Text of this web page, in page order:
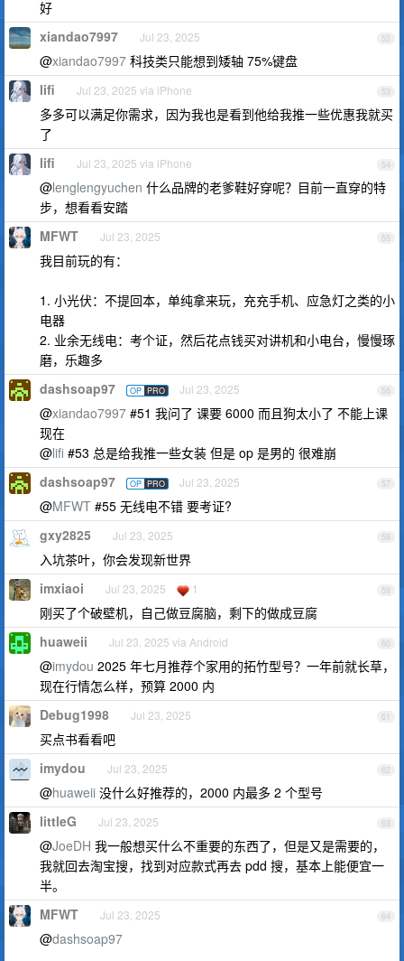
好
52
xiandao7997 Jul 23, 2025
@xiandao7997 科技类只能想到矮轴 75%键盘
53
lifi Jul 23, 2025 via iPhone
多多可以满足你需求，因为我也是看到他给我推一些优惠我就买
了
54
lifi Jul 23, 2025 via iPhone
@lenglengyuchen 什么品牌的老爹鞋好穿呢？目前一直穿的特
步，想看看安踏
55
MFWT Jul 23, 2025
我目前玩的有：
1. 小光伏：不提回本，单纯拿来玩，充充手机、应急灯之类的小
电器
2. 业余无线电：考个证，然后花点钱买对讲机和小电台，慢慢琢
磨，乐趣多
56
dashsoap97 OP PRO Jul 23, 2025
@xiandao7997 #51 我问了 课要 6000 而且狗太小了 不能上课
现在
@lifi #53 总是给我推一些女装 但是 op 是男的 很难崩
57
dashsoap97 OP PRO Jul 23, 2025
@MFWT #55 无线电不错 要考证?
58
gxy2825 Jul 23, 2025
入坑茶叶，你会发现新世界
59
imxiaoi Jul 23, 2025 1
刚买了个破壁机，自己做豆腐脑，剩下的做成豆腐
60
huaweii Jul 23, 2025 via Android
@imydou 2025 年七月推荐个家用的拓竹型号？一年前就长草，
现在行情怎么样，预算 2000 内
61
Debug1998 Jul 23, 2025
买点书看看吧
62
imydou Jul 23, 2025
@huaweii 没什么好推荐的，2000 内最多 2 个型号
63
littleG Jul 23, 2025
@JoeDH 我一般想买什么不重要的东西了，但是又是需要的，
我就回去淘宝搜，找到对应款式再去 pdd 搜，基本上能便宜一
半。
64
MFWT Jul 23, 2025
@dashsoap97